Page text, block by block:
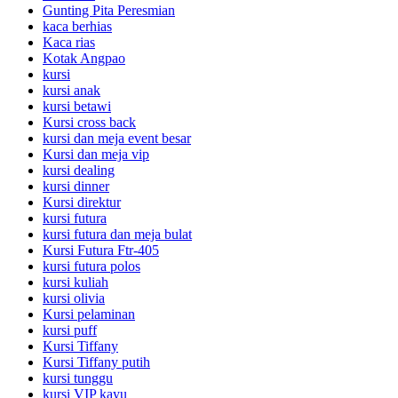
Gunting Pita Peresmian
kaca berhias
Kaca rias
Kotak Angpao
kursi
kursi anak
kursi betawi
Kursi cross back
kursi dan meja event besar
Kursi dan meja vip
kursi dealing
kursi dinner
Kursi direktur
kursi futura
kursi futura dan meja bulat
Kursi Futura Ftr-405
kursi futura polos
kursi kuliah
kursi olivia
Kursi pelaminan
kursi puff
Kursi Tiffany
Kursi Tiffany putih
kursi tunggu
kursi VIP kayu